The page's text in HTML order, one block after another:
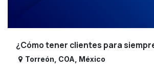
¿Cómo tener clientes para
Torreón COA México